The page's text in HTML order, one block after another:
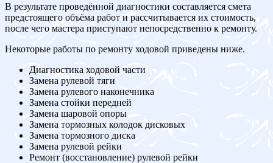
В результате проведённой диагностики составляется смета
предстоящего объёма работ и рассчитывается их стоимость,
после чего мастера приступают непосредственно к ремонту.
Некоторые работы по ремонту ходовой приведены ниже.
Диагностика ходовой части
Замена рулевой тяги
Замена рулевого наконечника
Замена стойки передней
Замена шаровой опоры
Замена тормозных колодок дисковых
Замена тормозного диска
Замена рулевой рейки
Ремонт (восстановление) рулевой рейки